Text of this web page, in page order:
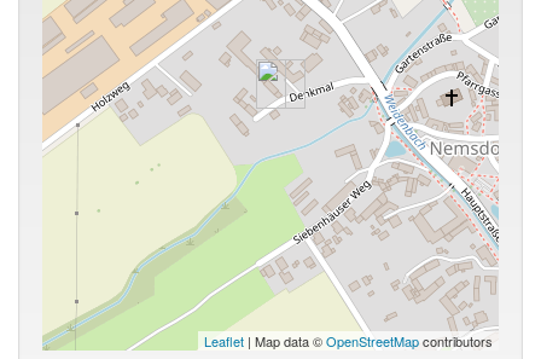
Leaflet | Map data ©OpenStreetMapcontributors